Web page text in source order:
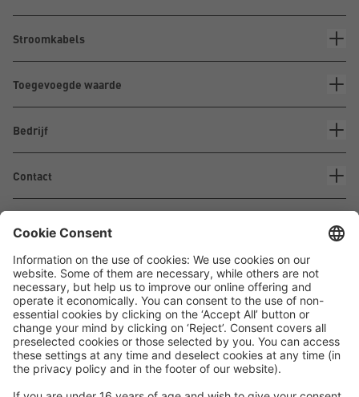
Stroomkabels
Toegevoegde waarde
Bedrijf
Contact
Waskönig+Walter
Kabel-Werk GmbH u. Co. KG
Ostermoorstraße 77
26683 Saterland
Telefoon +49 4498 88-0
Fax +49 4498 88-900